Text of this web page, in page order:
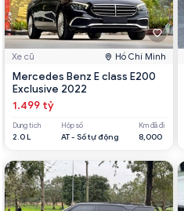
Xe cũ Hồ Chí Minh
Mercedes Benz E class E200
Exclusive 2022
1.499 tỷ
Dung tích
2.0 L
Hộp số
AT - Số tự động
Km đã đi
8,000